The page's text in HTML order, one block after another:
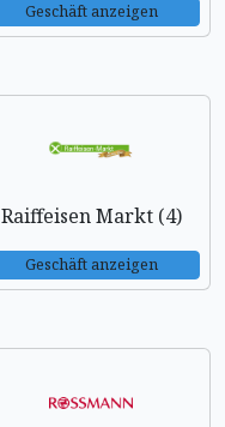
Geschäft anzeigen
Raiffeisen Markt (4)
Geschäft anzeigen